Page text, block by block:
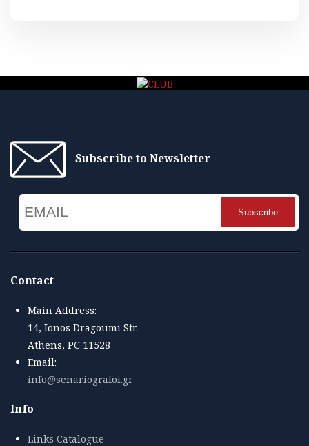
Subscribe to Newsletter
Name
Contact
Main Address:
14, Ionos Dragoumi Str.
Athens, PC 11528
Email:
info@senariografoi.gr
Info
Links Catalogue